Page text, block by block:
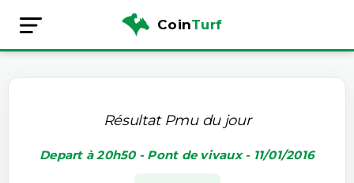
CoinTurf
Résultat Pmu du jour
Depart à 20h50 - Pont de vivaux - 11/01/2016